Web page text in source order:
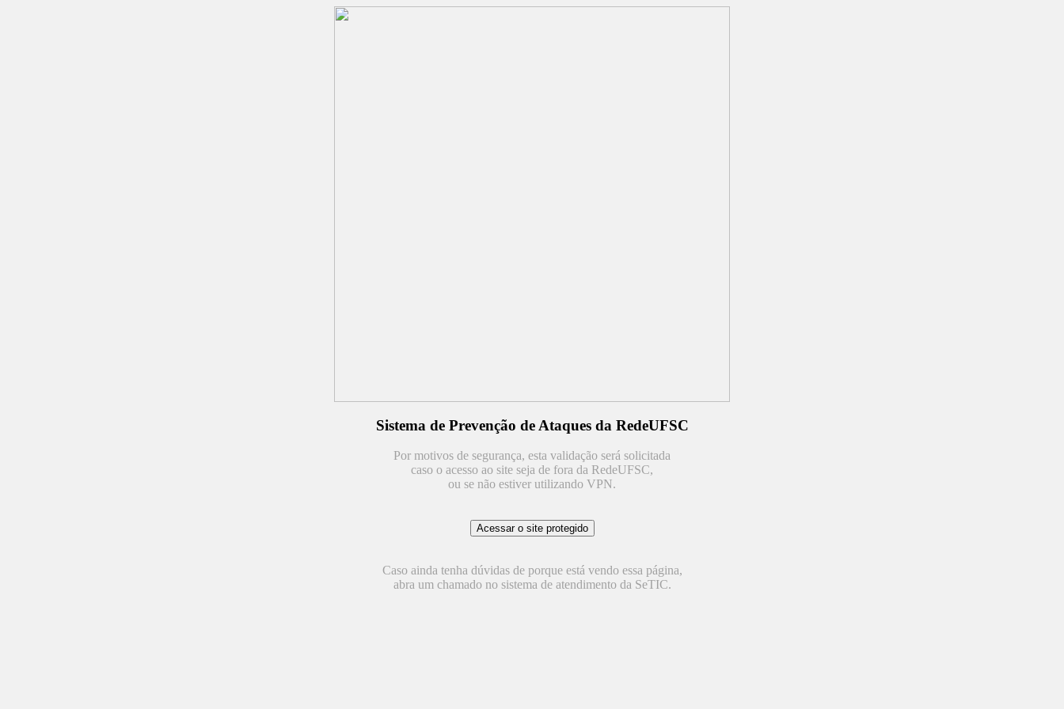
Sistema de Prevenção de Ataques da RedeUFSC
Por motivos de segurança, esta validação será solicitada
caso o acesso ao site seja de fora da RedeUFSC,
ou se não estiver utilizando VPN.
Caso ainda tenha dúvidas de porque está vendo essa página,
abra um chamado no sistema de atendimento da SeTIC.